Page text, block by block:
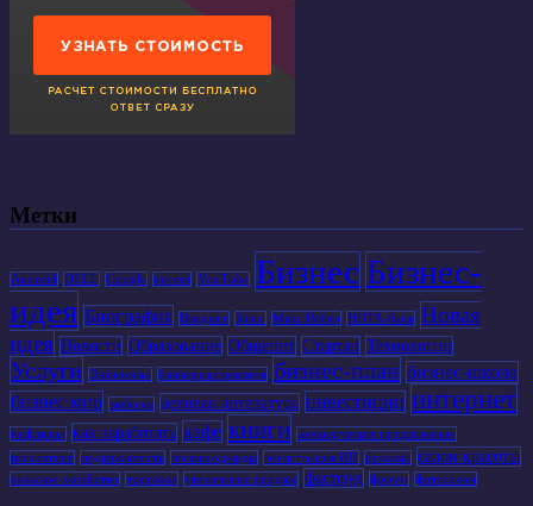
Метки
Android DELL Google torrent YouTube Бизнес Бизнес-
идея Биография Вендинг Кино Макс Вебер НОТА-банк Новая
идея Новости Образование Общепит Стартап Технологии
Услуги Экономика баннерная реклама бизнес-план бизнес-школа
бизнес мир выборы деловая литература инвестиции интернет
инфляция как заработать кафе книги коммерческое предложение
консалтинг недвижимость пошив одежды регистрация ИП реклама салон красоты
сельское хозяйство торговля увеличение продаж фастфуд форум фотосалон